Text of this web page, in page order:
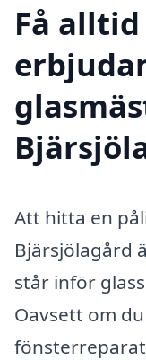
Få
Att hitta en
Bjärsjölagård
står inför
Oavsett om